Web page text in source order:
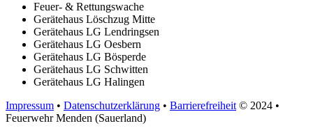
Feuer- & Rettungswache
Gerätehaus Löschzug Mitte
Gerätehaus LG Lendringsen
Gerätehaus LG Oesbern
Gerätehaus LG Bösperde
Gerätehaus LG Schwitten
Gerätehaus LG Halingen
Impressum • Datenschutzerklärung • Barrierefreiheit © 2024 •
Feuerwehr Menden (Sauerland)